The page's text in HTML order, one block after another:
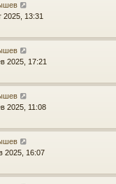
2025, 13:31
2025, 17:21
2025, 11:08
2025, 16:07